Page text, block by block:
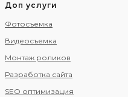
Доп услуги
Фотосъемка
Видеосъемка
Монтаж роликов
Разработка сайта
SEO оптимизация